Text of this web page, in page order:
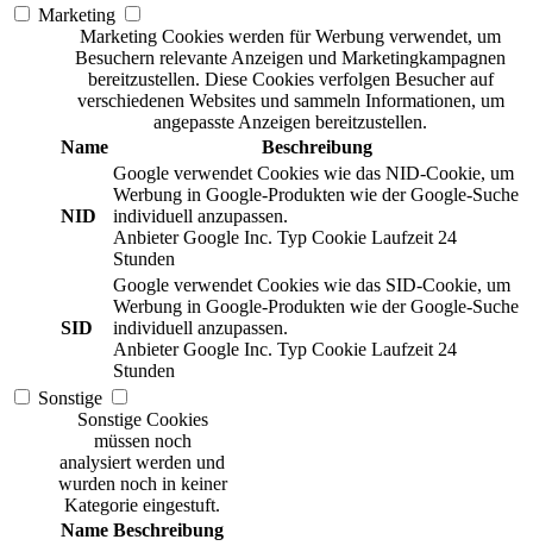
Marketing
Marketing Cookies werden für Werbung verwendet, um
Besuchern relevante Anzeigen und Marketingkampagnen
bereitzustellen. Diese Cookies verfolgen Besucher auf
verschiedenen Websites und sammeln Informationen, um
angepasste Anzeigen bereitzustellen.
Name
Beschreibung
NID
Google verwendet Cookies wie das NID-Cookie, um
Werbung in Google-Produkten wie der Google-Suche
individuell anzupassen.
Anbieter Google Inc. Typ Cookie Laufzeit 24
Stunden
SID
Google verwendet Cookies wie das SID-Cookie, um
Werbung in Google-Produkten wie der Google-Suche
individuell anzupassen.
Anbieter Google Inc. Typ Cookie Laufzeit 24
Stunden
Sonstige
Sonstige Cookies
müssen noch
analysiert werden und
wurden noch in keiner
Kategorie eingestuft.
Name Beschreibung